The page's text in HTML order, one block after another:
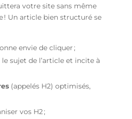
votre site sans même
! Un article bien structuré se
envie de cliquer ;
sujet de l’article et incite à
(appelés H2) optimisés,
vos H2 ;